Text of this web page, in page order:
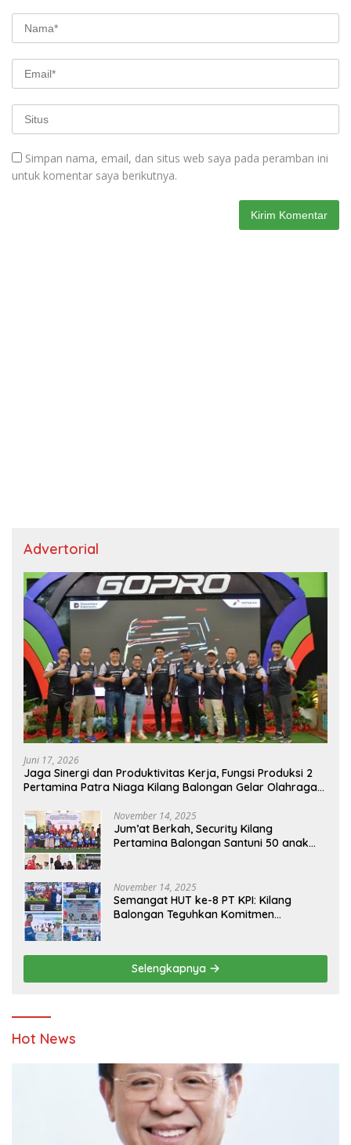
Simpan nama, email, dan situs web saya pada peramban ini
untuk komentar saya berikutnya.
Advertorial
Juni 17, 2026
Jaga Sinergi dan Produktivitas Kerja, Fungsi Produksi 2
Pertamina Patra Niaga Kilang Balongan Gelar Olahraga
November 14, 2025
Jum’at Berkah, Security Kilang
Pertamina Balongan Santuni 50 anak
November 14, 2025
Semangat HUT ke-8 PT KPI: Kilang
Balongan Teguhkan Komitmen
Pendidikan
Selengkapnya
Hot News